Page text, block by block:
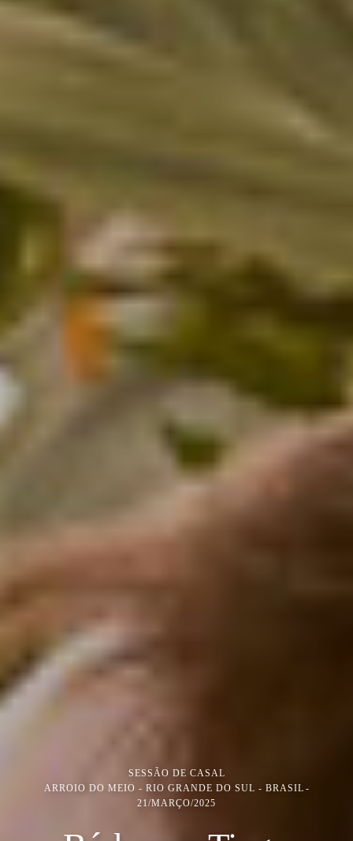
SESSÃO DE CASAL
ARROIO DO MEIO - RIO GRANDE DO SUL - BRASIL
21/MARÇO/2025